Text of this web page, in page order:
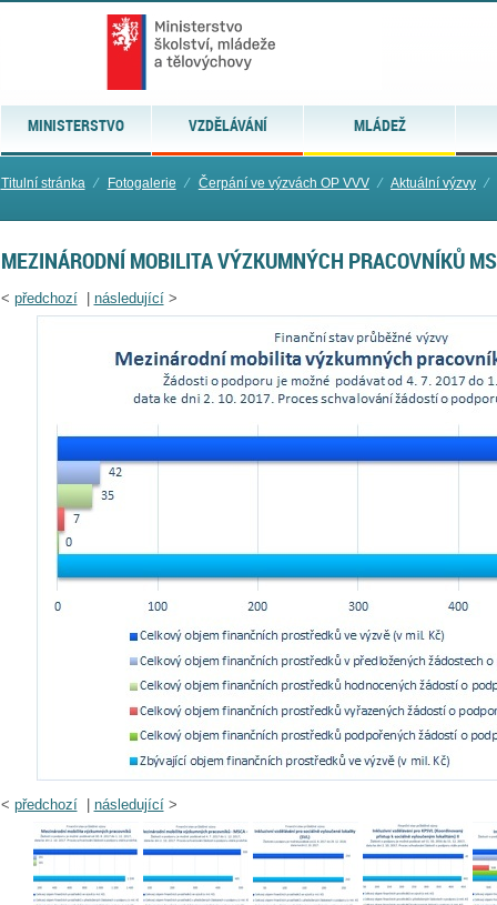
MINISTERSTVO VZDĚLÁVÁNÍ MLÁDEŽ
Titulní stránka ⁄ Fotogalerie ⁄ Čerpání ve výzvách OP VVV ⁄ Aktuální výzvy ⁄
MEZINÁRODNÍ MOBILITA VÝZKUMNÝCH PRACOVNÍKŮ
< předchozí| následující>
< předchozí| následující>